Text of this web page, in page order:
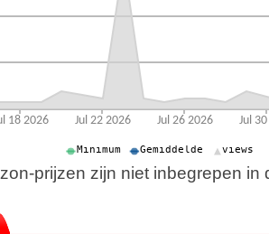
prijzen zijn niet inbegrepen in